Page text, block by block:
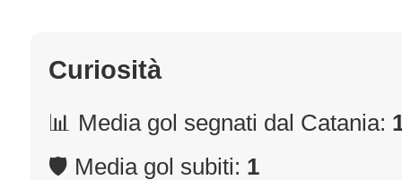
Curiosità
📊 Media gol segnati dal Catania:
🛡 Media gol subiti: 1